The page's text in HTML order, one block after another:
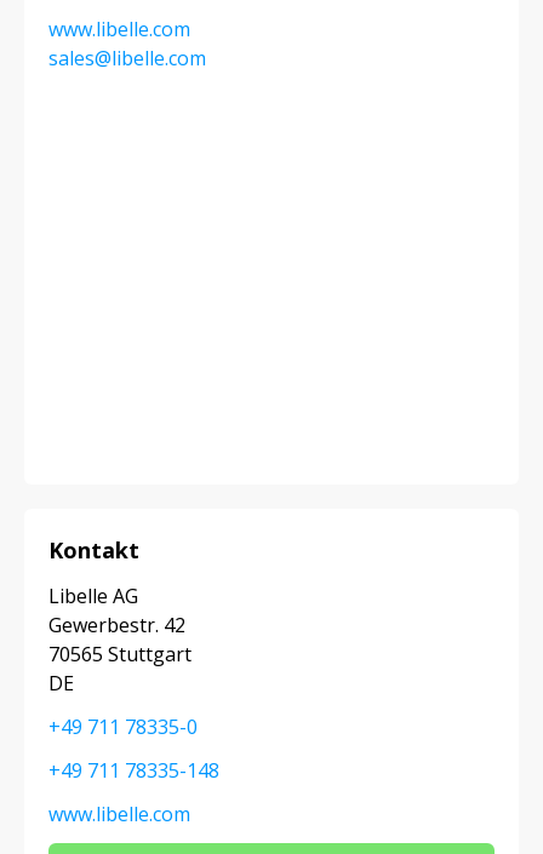
www.libelle.com
sales@libelle.com
Kontakt
Libelle AG
Gewerbestr. 42
70565 Stuttgart
DE
+49 711 78335-0
+49 711 78335-148
www.libelle.com